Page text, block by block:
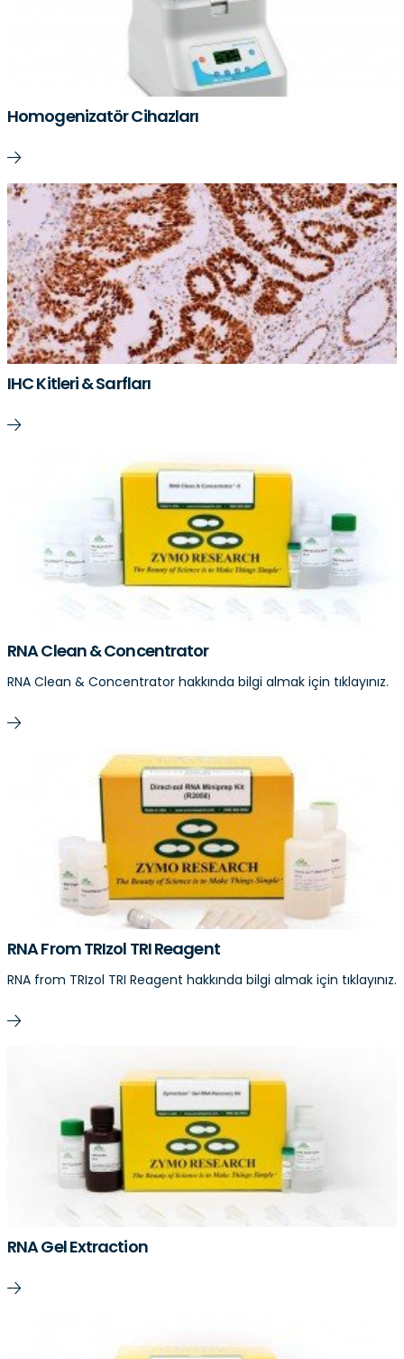
Homogenizatör Cihazları
IHC Kitleri & Sarfları
RNA Clean & Concentrator
RNA Clean & Concentrator hakkında bilgi almak için tıklayınız.
RNA From TRIzol TRI Reagent
RNA from TRIzol TRI Reagent hakkında bilgi almak için tıklayınız.
RNA Gel Extraction